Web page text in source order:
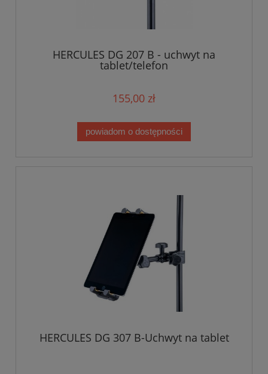
HERCULES DG 207 B - uchwyt na
tablet/telefon
155,00 zł
powiadom o dostępności
HERCULES DG 307 B-Uchwyt na tablet